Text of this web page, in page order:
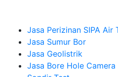
Jasa Perizinan SIPA Air
Jasa Sumur Bor
Jasa Geolistrik
Jasa Bore Hole Camera